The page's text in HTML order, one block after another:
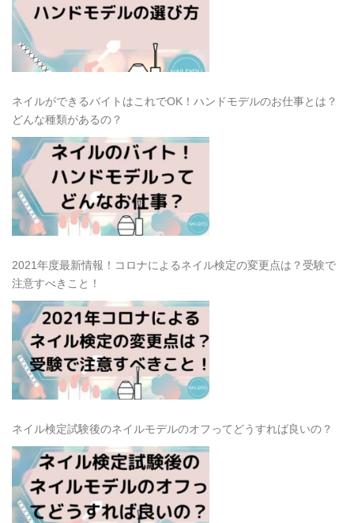
ネイルができるバイトはこれでOK！ハンドモデルのお仕事とは？
どんな種類があるの？
2021年度最新情報！コロナによるネイル検定の変更点は？受験で
注意すべきこと！
ネイル検定試験後のネイルモデルのオフってどうすれば良いの？